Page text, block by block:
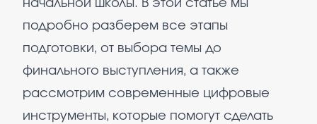
начальной школы. В этой статье мы
подробно разберем все этапы
подготовки, от выбора темы до
финального выступления, а также
рассмотрим современные цифровые
инструменты, которые помогут сделать